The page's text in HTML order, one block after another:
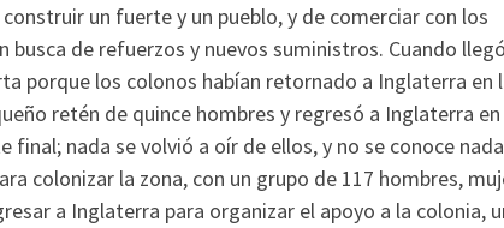
un fuerte y un pueblo, y de comerciar con los
de refuerzos y nuevos suministros. Cuando
porque los colonos habían retornado a Inglaterra en
retén de quince hombres y regresó a Inglaterra en
nada se volvió a oír de ellos, y no se conoce nada
colonizar la zona, con un grupo de 117 hombres,
a Inglaterra para organizar el apoyo a la colonia,